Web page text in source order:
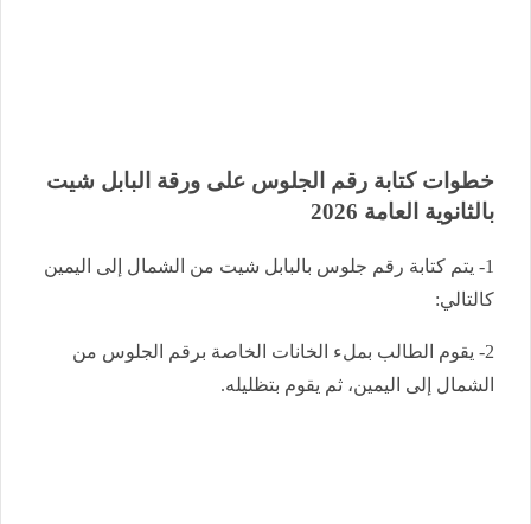
خطوات كتابة رقم الجلوس على ورقة البابل شيت
بالثانوية العامة 2026
1- يتم كتابة رقم جلوس بالبابل شيت من الشمال إلى اليمين
كالتالي:
2- يقوم الطالب بملء الخانات الخاصة برقم الجلوس من
الشمال إلى اليمين، ثم يقوم بتظليله.